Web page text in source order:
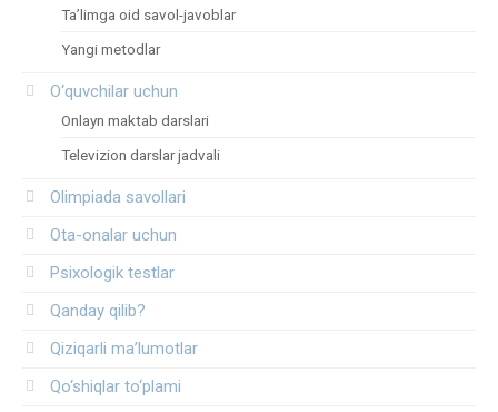
Ta’limga oid savol-javoblar
Yangi metodlar
O‘quvchilar uchun
Onlayn maktab darslari
Televizion darslar jadvali
Olimpiada savollari
Ota-onalar uchun
Psixologik testlar
Qanday qilib?
Qiziqarli ma’lumotlar
Qo‘shiqlar to‘plami